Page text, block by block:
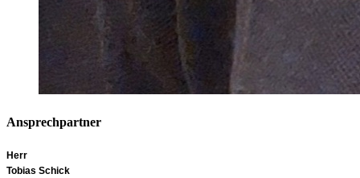
Ansprechpartner
Herr
Tobias Schick